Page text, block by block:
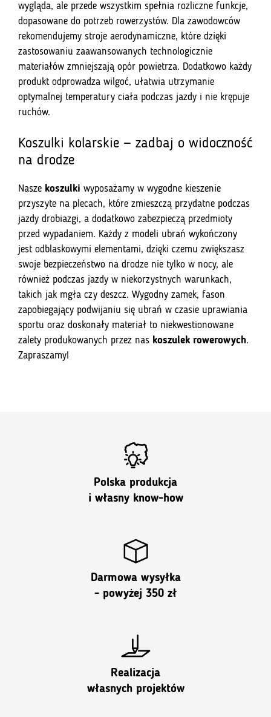
wygląda, ale przede wszystkim spełnia rozliczne funkcje,
dopasowane do potrzeb rowerzystów. Dla zawodowców
rekomendujemy stroje aerodynamiczne, które dzięki
zastosowaniu zaawansowanych technologicznie
materiałów zmniejszają opór powietrza. Dodatkowo każdy
produkt odprowadza wilgoć, ułatwia utrzymanie
optymalnej temperatury ciała podczas jazdy i nie krępuje
ruchów.
Koszulki kolarskie — zadbaj o widoczność
na drodze
Nasze koszulki wyposażamy w wygodne kieszenie
przyszyte na plecach, które zmieszczą przydatne podczas
jazdy drobiazgi, a dodatkowo zabezpieczą przedmioty
przed wypadaniem. Każdy z modeli ubrań wykończony
jest odblaskowymi elementami, dzięki czemu zwiększasz
swoje bezpieczeństwo na drodze nie tylko w nocy, ale
również podczas jazdy w niekorzystnych warunkach,
takich jak mgła czy deszcz. Wygodny zamek, fason
zapobiegający podwijaniu się ubrań w czasie uprawiania
sportu oraz doskonały materiał to niekwestionowane
zalety produkowanych przez nas koszulek rowerowych.
Zapraszamy!
Polska produkcja
i własny know-how
Darmowa wysyłka
- powyżej 350 zł
Realizacja
własnych projektów